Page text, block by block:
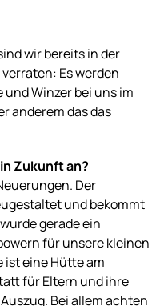
wir bereits in der
Es werden
Winzer bei uns im
anderem das das
Zukunft an?
Der
und bekommt
gerade ein
für unsere kleinen
ist eine Hütte am
für Eltern und ihre
Bei allem achten